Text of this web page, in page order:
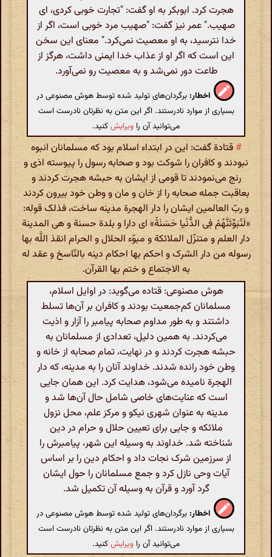
هجرت کرد. ابوبکر به او گفت: "تجارت خوبی کردی، ای
صهیب." عمر نیز گفت: "صهیب مرد خوبی است، اگر از
خدا نترسید، به او معصیت نمی‌کرد." معنای این سخن
این است که اگر او از عذاب خدا ایمنی داشت، هرگز از
طاعت دور نمی‌شد و به معصیت رو نمی‌آورد.
اخطار: برگردان‌های تولید شده توسط هوش مصنوعی در
بسیاری از موارد نادرستند. اگر این متن به نظرتان نادرست است
می‌توانید آن را ویرایشکنید.
# قتادة گفت: این در ابتداء اسلام بود که مسلمانان انبوه
نبودند و کافران را شوکت بود و صحابه رسول را پیوسته اذی و
رنج می‌نمودند تا قومی از ایشان به حبشه هجرت کردند و
بعاقبت جمله صحابه را از خان و مان و وطن خود بیرون کردند
و ربّ العالمین ایشان را دار الهجرة مدینه ساخت، فذلک قوله:
«لَنُبَوِّئَنَّهُمْ فِی الدُّنْیا حَسَنَةً» ای دارا و بلدة حسنة و هی المدینة
دار العلم و متنزّل الملائکة و مبوّء الحلال و الحرام انقذ اللَّه بها
رسوله من دار الشرک و احکم بها احکام دینه بالنّاسخ و عقد له
به الاجتماع و ختم بها القرآن.
هوش مصنوعی: قتاده می‌گوید: در اوایل اسلام،
مسلمانان کم‌جمعیت بودند و کافران بر آن‌ها تسلط
داشتند و به طور مداوم صحابه پیامبر را آزار و اذیت
می‌کردند. به همین دلیل، تعدادی از مسلمانان به
حبشه هجرت کردند و در نهایت، تمام صحابه از خانه و
وطن خود رانده شدند. خداوند آنان را به مدینه، که دار
الهجرة نامیده می‌شود، هدایت کرد. این همان جایی
است که عنایت‌های خاصی شامل حال آن‌ها شد و
مدینه به عنوان شهری نیکو و مرکز علم، محل نزول
ملائکه و جایی برای تعیین حلال و حرام در دین
شناخته شد. خداوند به وسیله این شهر، پیامبرش را
از سرزمین شرک نجات داد و احکام دین را بر اساس
آیات وحی نازل کرد و جمع مسلمانان را حول ایشان
گرد آورد و قرآن به وسیله آن تکمیل شد.
اخطار: برگردان‌های تولید شده توسط هوش مصنوعی در
بسیاری از موارد نادرستند. اگر این متن به نظرتان نادرست است
می‌توانید آن را ویرایشکنید.